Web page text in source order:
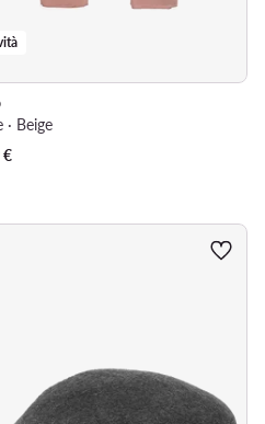
· Beige
€